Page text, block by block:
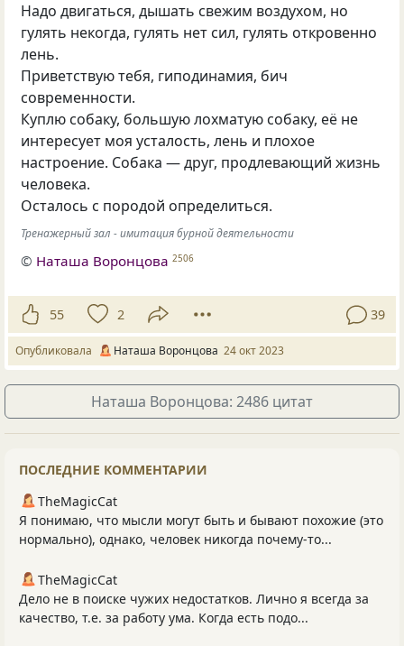
Надо двигаться, дышать свежим воздухом, но
гулять некогда, гулять нет сил, гулять откровенно
лень.
Приветствую тебя, гиподинамия, бич
современности.
Куплю собаку, большую лохматую собаку, её не
интересует моя усталость, лень и плохое
настроение. Собака — друг, продлевающий жизнь
человека.
Осталось с породой определиться.
Тренажерный зал - имитация бурной деятельности
© Наташа Воронцова 2506
55 2 39
Опубликовала Наташа Воронцова 24 окт 2023
Наташа Воронцова: 2486 цитат
ПОСЛЕДНИЕ КОММЕНТАРИИ
TheMagicCat
Я понимаю, что мысли могут быть и бывают похожие (это
нормально), однако, человек никогда почему-то...
TheMagicCat
Дело не в поиске чужих недостатков. Лично я всегда за
качество, т.е. за работу ума. Когда есть подо...